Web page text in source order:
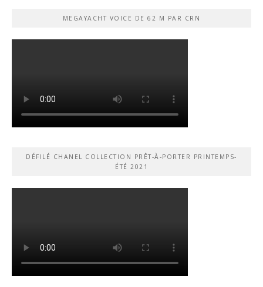
MEGAYACHT VOICE DE 62 M PAR CRN
DÉFILÉ CHANEL COLLECTION PRÊT-À-PORTER PRINTEMPS-
ÉTÉ 2021